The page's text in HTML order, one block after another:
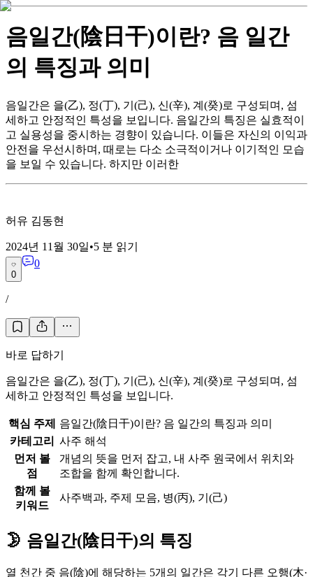
음일간(陰日干)이란? 음 일간
의 특징과 의미
음일간은 을(乙), 정(丁), 기(己), 신(辛), 계(癸)로 구성되며, 섬
세하고 안정적인 특성을 보입니다. 음일간의 특징은 실효적이
고 실용성을 중시하는 경향이 있습니다. 이들은 자신의 이익과
안전을 우선시하며, 때로는 다소 소극적이거나 이기적인 모습
을 보일 수 있습니다. 하지만 이러한
허유 김동현
2024년 11월 30일•5 분 읽기
0
0
/
바로 답하기
음일간은 을(乙), 정(丁), 기(己), 신(辛), 계(癸)로 구성되며, 섬
세하고 안정적인 특성을 보입니다.
핵심 주제
음일간(陰日干)이란? 음 일간의 특징과 의미
카테고리
사주 해석
먼저 볼
점
개념의 뜻을 먼저 잡고, 내 사주 원국에서 위치와
조합을 함께 확인합니다.
함께 볼
키워드
사주백과, 주제 모음, 병(丙), 기(己)
🌛 음일간(陰日干)의 특징
열 천간 중 음(陰)에 해당하는 5개의 일간은 각기 다른 오행(木·